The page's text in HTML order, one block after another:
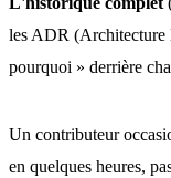
les ADR (Architecture
pourquoi » derrière
Un contributeur
en quelques heures,